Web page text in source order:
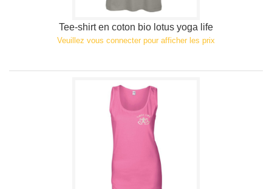
Tee-shirt en coton bio lotus yoga life
Veuillez vous connecter pour afficher les prix